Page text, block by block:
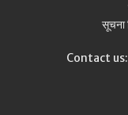
सूचना
Contact us: